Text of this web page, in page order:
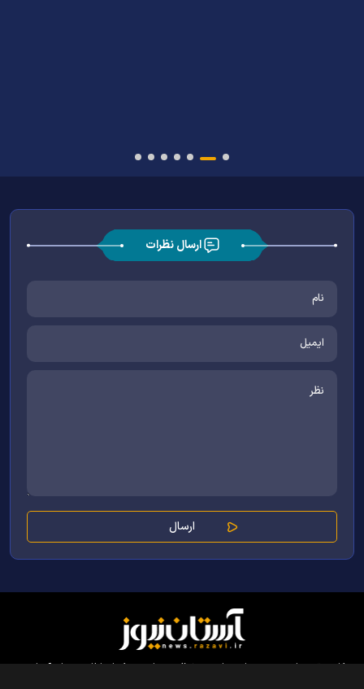
ارسال نظرات
کلیه حقوق مادی و معنوی این سایت محفوظ و متعلق به مرکز ارتباطات و رسانه آستان